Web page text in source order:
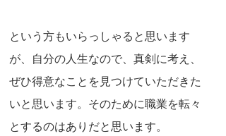
という方もいらっしゃると思います
が、自分の人生なので、真剣に考え、
ぜひ得意なことを見つけていただきた
いと思います。そのために職業を転々
とするのはありだと思います。